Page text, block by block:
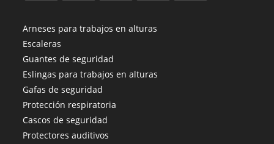
abre
en
una
nueva
pestaña
abre
una
nueva
pestaña
abre
una
nueva
pestaña
abre
nueva
Arneses para trabajos en alturas
Escaleras
Guantes de seguridad
Eslingas para trabajos en alturas
Gafas de seguridad
Protección respiratoria
Cascos de seguridad
Protectores auditivos